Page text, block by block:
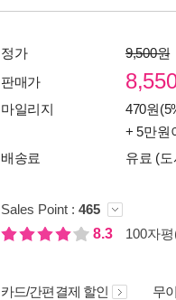
정가
9,500원
판매가
마일리지
470원
+ 5만원
배송료
유료 (
Sales Point : 465
8.3
100자
카드/간편결제 할인 무